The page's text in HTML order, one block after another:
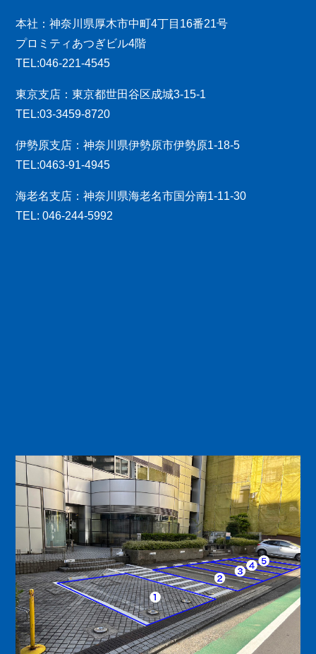
本社：神奈川県厚木市中町4丁目16番21号
プロミティあつぎビル4階
TEL:046-221-4545
東京支店：東京都世田谷区成城3-15-1
TEL:03-3459-8720
伊勢原支店：神奈川県伊勢原市伊勢原1-18-5
TEL:0463-91-4945
海老名支店：神奈川県海老名市国分南1-11-30
TEL: 046-244-5992